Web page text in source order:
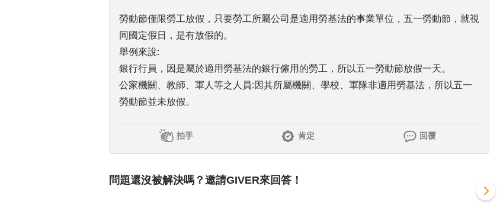
勞動節僅限勞工放假，只要勞工所屬公司是適用勞基法的事業單位，五一勞動節，就視
同國定假日，是有放假的。
舉例來說:
銀行行員，因是屬於適用勞基法的銀行僱用的勞工，所以五一勞動節放假一天。
公家機關、教師、軍人等之人員:因其所屬機關、學校、軍隊非適用勞基法，所以五一
勞動節並未放假。
拍手 肯定 回覆
問題還沒被解決嗎？邀請GIVER來回答！